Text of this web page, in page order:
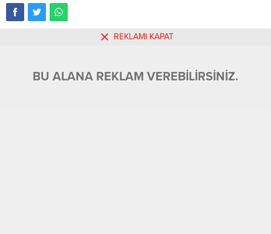
Emekliler, uzun zamandan beri, Temmuz ayında çok
ünlü bir deyimle: “Dağ, fare doğurdu!”
REKLAMI KAPAT
BU ALANA REKLAM VEREBİLİRSİNİZ.